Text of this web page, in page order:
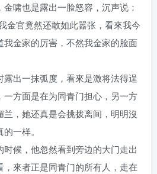
啸也是露出一脸怒容，沉声说：
金官竟然还敢如此嚣张，看來我今
我金家的厉害，不然我金家的脸面
出一抹弧度，看來是激将法得逞
一方面是在为同青门担心，另一方
，她还真是会挑拨离间，明明沒
一样。
候，他忽然看到旁边的大门走出
來者正是同青门的所有人，走在